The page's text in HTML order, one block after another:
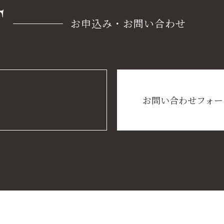
お申込み・お問い合わせ
お問い合わせフォ